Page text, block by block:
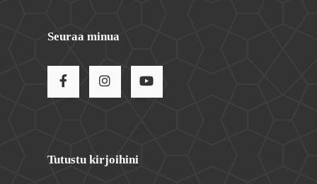
Seuraa minua
Tutustu kirjoihini